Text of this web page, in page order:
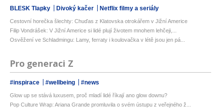
BLESK Tlapky Divoký kačer Netflix filmy a seriály
Cestovní horečka šlechty: Chuďas z Klatovska otrokářem v Jižní Americe
Filip Vondrášek: V Jižní Americe si lidé plují životem mnohem lehčeji,...
Osvěžení ve Schladmingu: Lamy, ferraty i koulovačka v létě jsou jen pá...
Pro generaci Z
#inspirace #wellbeing #news
Glow up se stává luxusem, proč mladí lidé říkají ano glow downu?
Pop Culture Wrap: Ariana Grande promluvila o svém ústupu z veřejného ž...